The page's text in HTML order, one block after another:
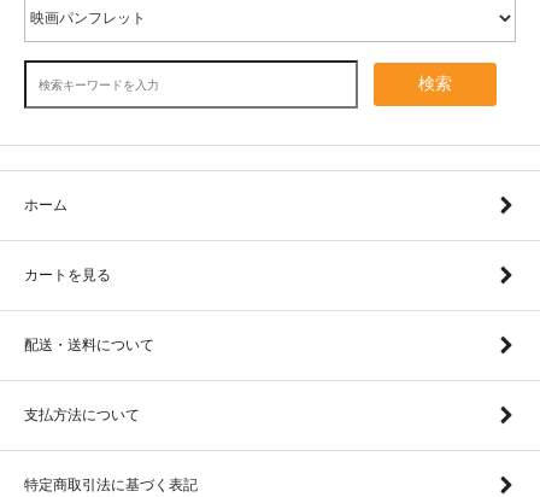
検索
ホーム
カートを見る
配送・送料について
支払方法について
特定商取引法に基づく表記